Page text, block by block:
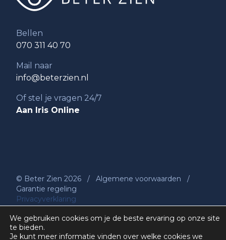
Bellen
070 311 40 70
Mail naar
info@beterzien.nl
Of stel je vragen 24/7
Aan Iris Online
© Beter Zien 2026 / Algemene voorwaarden
/
Garantie regeling
Privacyverklaring
We gebruiken cookies om je de beste ervaring op onze site
te bieden.
Je kunt meer informatie vinden over welke cookies we